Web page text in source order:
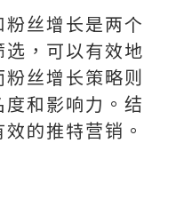
丝增长是两个
，可以有效地
丝增长策略则
和影响力。结
的推特营销。